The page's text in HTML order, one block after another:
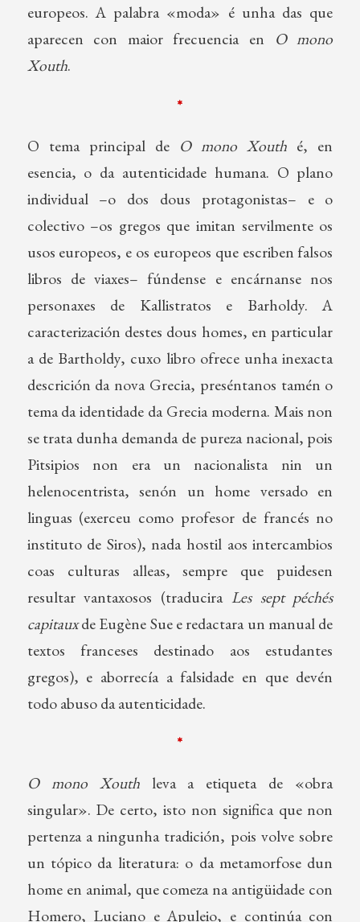
europeos. A palabra «moda» é unha das que
aparecen con maior frecuencia en O mono
Xouth.
*
O tema principal de O mono Xouth é, en
esencia, o da autenticidade humana. O plano
individual –o dos dous protagonistas– e o
colectivo –os gregos que imitan servilmente os
usos europeos, e os europeos que escriben falsos
libros de viaxes– fúndense e encárnanse nos
personaxes de Kallistratos e Barholdy. A
caracterización destes dous homes, en particular
a de Bartholdy, cuxo libro ofrece unha inexacta
descrición da nova Grecia, preséntanos tamén o
tema da identidade da Grecia moderna. Mais non
se trata dunha demanda de pureza nacional, pois
Pitsipios non era un nacionalista nin un
helenocentrista, senón un home versado en
linguas (exerceu como profesor de francés no
instituto de Siros), nada hostil aos intercambios
coas culturas alleas, sempre que puidesen
resultar vantaxosos (traducira Les sept péchés
capitauxde Eugène Sue e redactara un manual de
textos franceses destinado aos estudantes
gregos), e aborrecía a falsidade en que devén
todo abuso da autenticidade.
*
O mono Xouthleva a etiqueta de «obra
singular». De certo, isto non significa que non
pertenza a ningunha tradición, pois volve sobre
un tópico da literatura: o da metamorfose dun
home en animal, que comeza na antigüidade con
Homero, Luciano e Apuleio, e continúa con